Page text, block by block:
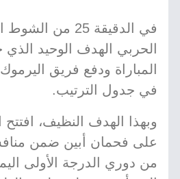
في الدقيقة 25
الحربي الهدف الوحيد
المباراة ودفع فريق
في جدول الترتيب.
وبهذا الهدف النظيف، افتتح
على فحمان أبين ضمن
من دوري الدرجة الأولى